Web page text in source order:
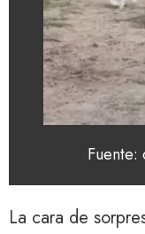
La cara de